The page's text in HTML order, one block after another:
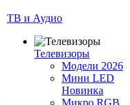
ТВ и Аудио
Телевизоры
Модели 2026
Мини LED
Новинка
Микро RGB